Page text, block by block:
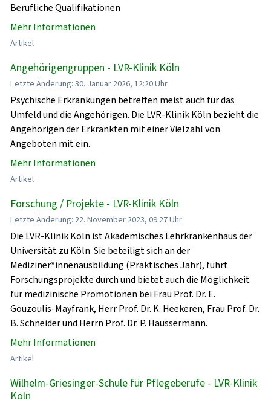
Berufliche Qualifikationen
Mehr Informationen
Artikel
Angehörigengruppen - LVR-Klinik Köln
Letzte Änderung: 30. Januar 2026, 12:20 Uhr
Psychische Erkrankungen betreffen meist auch für das
Umfeld und die Angehörigen. Die LVR-Klinik Köln bezieht die
Angehörigen der Erkrankten mit einer Vielzahl von
Angeboten mit ein.
Mehr Informationen
Artikel
Forschung / Projekte - LVR-Klinik Köln
Letzte Änderung: 22. November 2023, 09:27 Uhr
Die LVR-Klinik Köln ist Akademisches Lehrkrankenhaus der
Universität zu Köln. Sie beteiligt sich an der
Mediziner*innenausbildung (Praktisches Jahr), führt
Forschungsprojekte durch und bietet auch die Möglichkeit
für medizinische Promotionen bei Frau Prof. Dr. E.
Gouzoulis-Mayfrank, Herr Prof. Dr. K. Heekeren, Frau Prof. Dr.
B. Schneider und Herrn Prof. Dr. P. Häussermann.
Mehr Informationen
Artikel
Wilhelm-Griesinger-Schule für Pflegeberufe - LVR-Klinik
Köln